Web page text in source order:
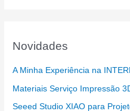
Novidades
A Minha Experiência na
Materiais Serviço Impressão
Seeed Studio XIAO para